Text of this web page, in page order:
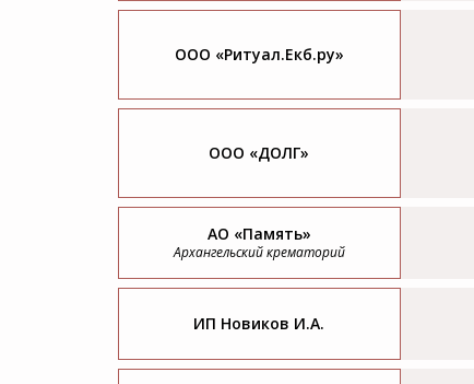
ООО «Ритуал.Екб.ру»
ООО «ДОЛГ»
АО «Память»
Архангельский крематорий
ИП Новиков И.А.